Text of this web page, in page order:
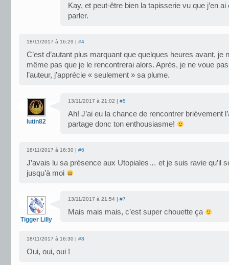
Kay, et peut-être bien la tapisserie vu que j’en
parler.
18/11/2017 à 16:29 | #4
C’est d’autant plus marquant que quelques heures avant, je
même pas que je le rencontrerai alors. Après, je ne voue
l’auteur, j’apprécie « seulement » sa plume.
lutin82
13/11/2017 à 21:02 | #5
Ah! J’ai eu la chance de rencontrer briévement
partage donc ton enthousiasme!
18/11/2017 à 16:30 | #6
J’avais lu sa présence aux Utopiales… et je suis ravie qu’il
jusqu’à moi
Tigger Lilly
13/11/2017 à 21:54 | #7
Mais mais mais, c’est super chouette ça
18/11/2017 à 16:30 | #8
Oui, oui, oui !